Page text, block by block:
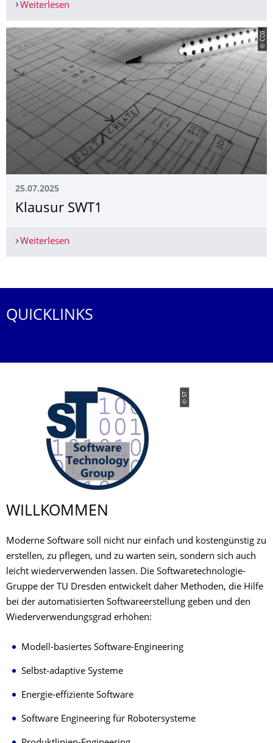
Weiterlesen
© CC0
25.07.2025
Klausur SWT1
Weiterlesen
QUICKLINKS
© ST
WILLKOMMEN
Moderne Software soll nicht nur einfach und kostengünstig zu
erstellen, zu pflegen, und zu warten sein, sondern sich auch
leicht wiederverwenden lassen. Die Softwaretechnologie-
Gruppe der TU Dresden entwickelt daher Methoden, die Hilfe
bei der automatisierten Softwareerstellung geben und den
Wiederverwendungsgrad erhöhen:
Modell-basiertes Software-Engineering
Selbst-adaptive Systeme
Energie-effiziente Software
Software Engineering für Robotersysteme